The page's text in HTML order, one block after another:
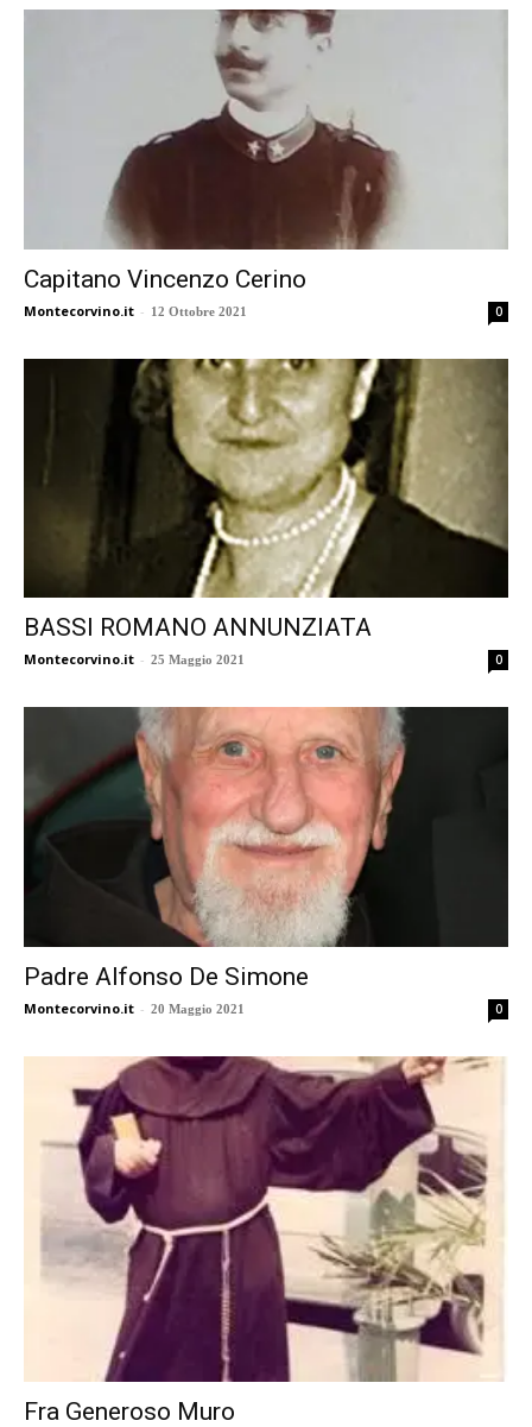
Capitano Vincenzo Cerino
Montecorvino.it - 12 Ottobre 2021 0
BASSI ROMANO ANNUNZIATA
Montecorvino.it - 25 Maggio 2021 0
Padre Alfonso De Simone
Montecorvino.it - 20 Maggio 2021 0
Fra Generoso Muro